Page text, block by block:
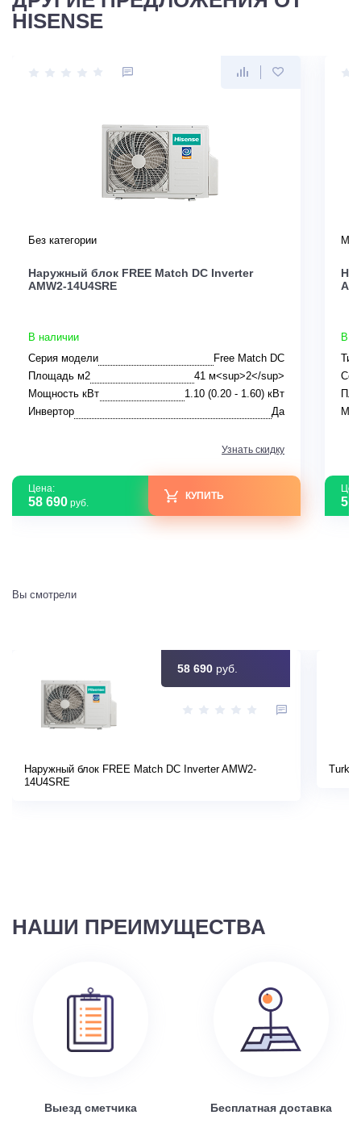
HISENSE
Без категории
Наружный блок FREE Match DC Inverter
AMW2-14U4SRE
В наличии
Серия модели
Free Match DC
Площадь м2
41 м<sup>2</sup>
Мощность кВт
1.10 (0.20 - 1.60) кВт
Инвертор
Да
Узнать скидку
Цена:
58 690 руб.
КУПИТЬ
В
Тип
51
Вы смотрели
58 690 руб.
Наружный блок FREE Match DC Inverter AMW2-
14U4SRE
НАШИ ПРЕИМУЩЕСТВА
Выезд сметчика Бесплатная доставка